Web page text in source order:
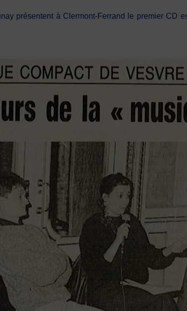
présentent à Clermont-Ferrand le premier CD